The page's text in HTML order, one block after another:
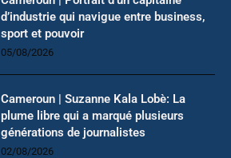
d’industrie qui navigue entre business,
sport et pouvoir
05/08/2026
Cameroun | Suzanne Kala Lobè: La
plume libre qui a marqué plusieurs
générations de journalistes
02/08/2026